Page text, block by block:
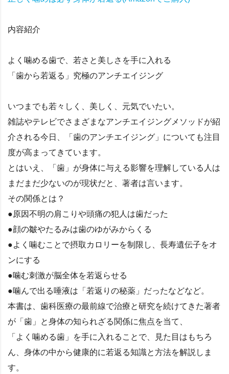
内容紹介
よく噛める歯で、若さと美しさを手に入れる
「歯から若返る」究極のアンチエイジング
いつまでも若々しく、美しく、元気でいたい。
雑誌やテレビでさまざまなアンチエイジングメソッドが紹
介される今日、「歯のアンチエイジング」についても注目
度が高まってきています。
とはいえ、「歯」が身体に与える影響を理解している人は
まだまだ少ないのが現状だと、著者は言います。
その関係とは？
●原因不明の肩こりや頭痛の犯人は歯だった
●顔の皺やたるみは歯のゆがみからくる
●よく噛むことで摂取カロリーを制限し、長寿遺伝子をオ
ンにする
●噛む刺激が脳全体を若返らせる
●噛んで出る唾液は「若返りの秘薬」だったなどなど。
本書は、歯科医療の最前線で治療と研究を続けてきた著者
が「歯」と身体の知られざる関係に焦点を当て、
「よく噛める歯」を手に入れることで、見た目はもちろ
ん、身体の中から健康的に若返る知識と方法を解説しま
す。